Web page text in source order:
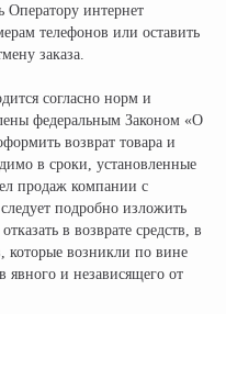
Оператору интернет
телефонов или оставить
заказа.
согласно норм и
федеральным Законом «О
возврат товара и
в сроки, установленные
продаж компании с
подробно изложить
в возврате средств, в
которые возникли по вине
явного и независящего от
всех